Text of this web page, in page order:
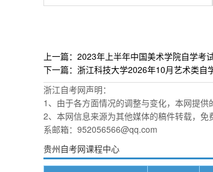
上一篇：2023年上半年中国美术学院自学考
下一篇：浙江科技大学2026年10月艺术类自
浙江自考网声明：
1、由于各方面情况的调整与变化，本网提供
2、本网信息来源为其他媒体的稿件转载，
系邮箱：952056566@qq.com
贵州自考网课程中心